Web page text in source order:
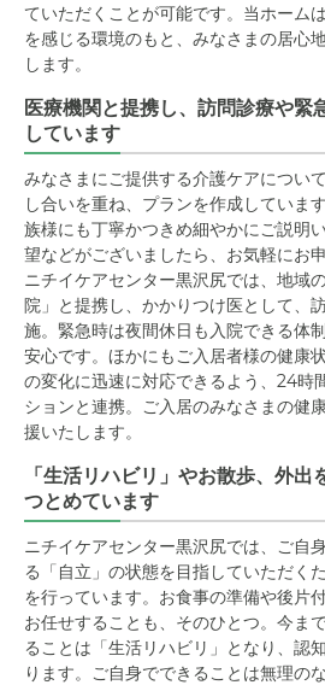
ていただくことが可能です。当ホーム
を感じる環境のもと、みなさまの居心
します。
医療機関と提携し、訪問診療や緊
しています
みなさまにご提供する介護ケアについ
し合いを重ね、プランを作成していま
族様にも丁寧かつきめ細やかにご説明
望などがございましたら、お気軽にお
ニチイケアセンター黒沢尻では、地域
院」と提携し、かかりつけ医として、
施。緊急時は夜間休日も入院できる体
安心です。ほかにもご入居者様の健康
の変化に迅速に対応できるよう、24時
ションと連携。ご入居のみなさまの健
援いたします。
「生活リハビリ」やお散歩、外出
つとめています
ニチイケアセンター黒沢尻では、ご自
る「自立」の状態を目指していただく
を行っています。お食事の準備や後片
お任せすることも、そのひとつ。今ま
ることは「生活リハビリ」となり、認
ります。ご自身でできることは無理の